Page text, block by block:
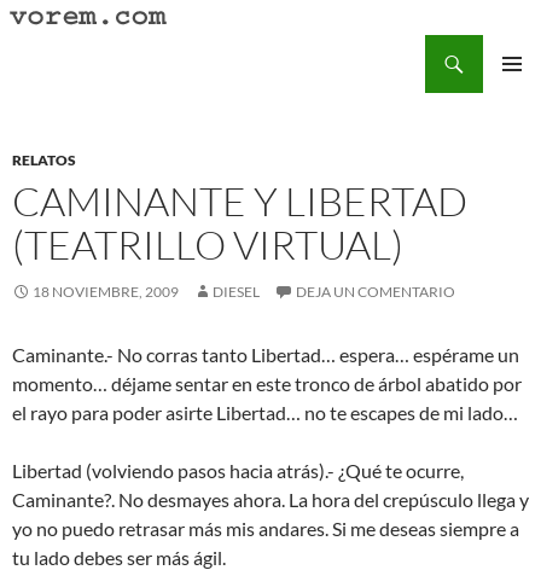
Saltar
RELATOS
CAMINANTE Y LIBERTAD
(TEATRILLO VIRTUAL)
18 NOVIEMBRE, 2009 DIESEL DEJA UN COMENTARIO
Caminante.- No corras tanto Libertad… espera… espérame un
momento… déjame sentar en este tronco de árbol abatido por
el rayo para poder asirte Libertad… no te escapes de mi lado…
Libertad (volviendo pasos hacia atrás).- ¿Qué te ocurre,
Caminante?. No desmayes ahora. La hora del crepúsculo llega y
yo no puedo retrasar más mis andares. Si me deseas siempre a
tu lado debes ser más ágil.